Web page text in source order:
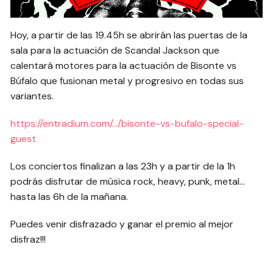
Hoy, a partir de las 19.45h se abrirán las puertas de la
sala para la actuación de Scandal Jackson que
calentará motores para la actuación de Bisonte vs
Búfalo que fusionan metal y progresivo en todas sus
variantes.
https://entradium.com/…/bisonte-vs-bufalo-special-
guest
Los conciertos finalizan a las 23h y a partir de la 1h
podrás disfrutar de música rock, heavy, punk, metal…
hasta las 6h de la mañana.
Puedes venir disfrazado y ganar el premio al mejor
disfraz!!!